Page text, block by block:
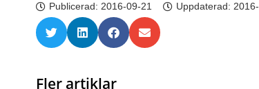
Publicerad: 2016-09-21 Uppdaterad:
Fler artiklar